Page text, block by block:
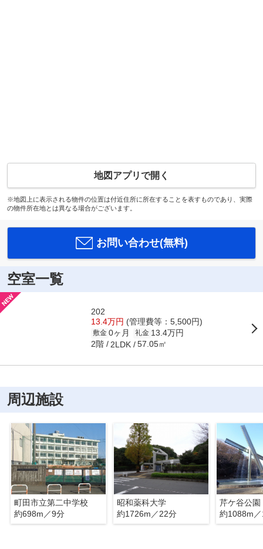
地図アプリで開く
※地図上に表示される物件の位置は付近住所に所在することを表すものであり、実際
の物件所在地とは異なる場合がございます。
お問い合わせ(無料)
空室一覧
202
13.4万円 (管理費等：5,500円)
敷金 0ヶ月 礼金 13.4万円
2階 2LDK 57.05㎡
周辺施設
町田市立第二中学校
約698m／9分
昭和薬科大学
約1726m／22分
芹ケ谷公園
約1088m